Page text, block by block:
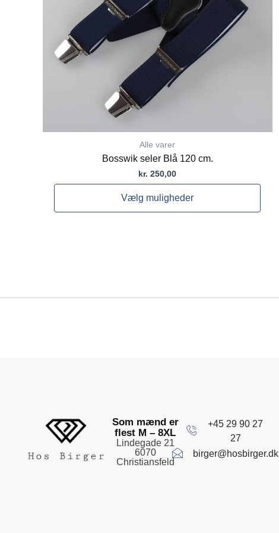
Alle varer
Bosswik seler Blå 120 cm.
kr. 250,00
Vælg muligheder
varesiden
Som mænd er
flest M – 8XL
Lindegade 21
6070
Christiansfeld
+45 29 90 27
27
birger@hosbirger.dk